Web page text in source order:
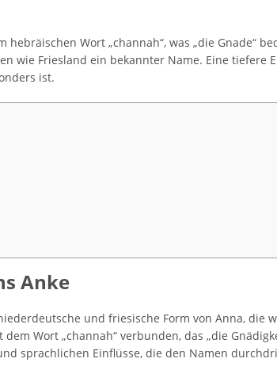
Wort „channah“, was „die Gnade“
wie Friesland ein bekannter Name. Eine tiefere
ist.
Anke
und friesische Form von Anna, die
dem Wort „channah“ verbunden, das „die
sprachlichen Einflüsse, die den Namen